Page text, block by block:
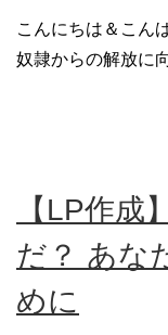
こんにちは＆こん
奴隷からの解放に
【LP作成
だ？ あな
めに